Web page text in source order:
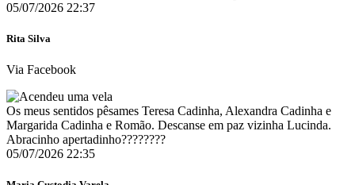
05/07/2026 22:37
Rita Silva
Via Facebook
Os meus sentidos pêsames Teresa Cadinha, Alexandra Cadinha e
Margarida Cadinha e Romão. Descanse em paz vizinha Lucinda.
Abracinho apertadinho????????
05/07/2026 22:35